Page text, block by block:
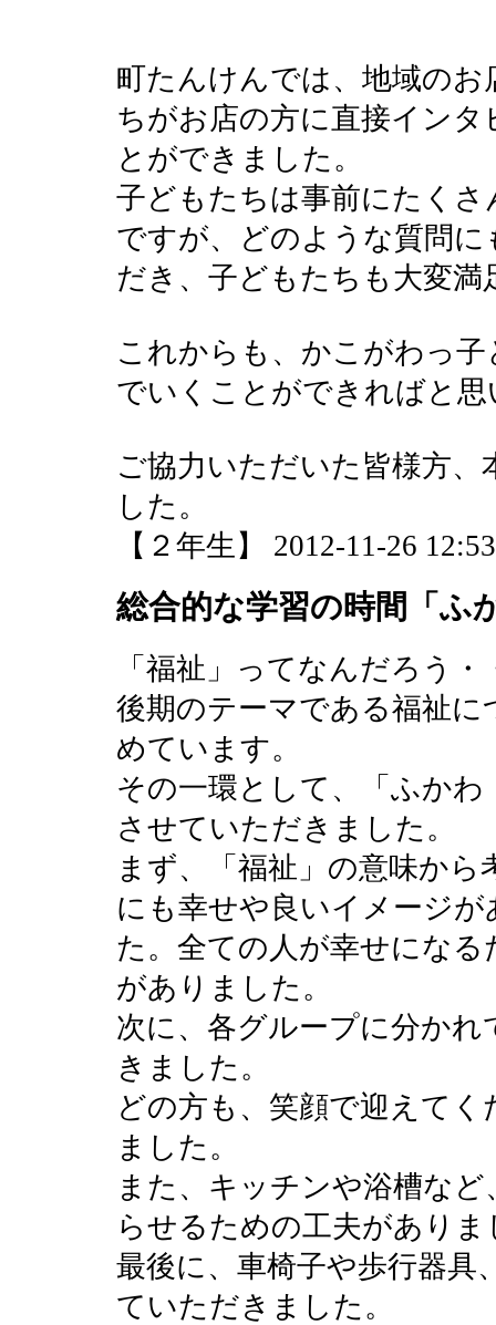
町たんけんでは、地域の
ちがお店の方に直接イン
とができました。
子どもたちは事前にたく
ですが、どのような質問
だき、子どもたちも大変満
これからも、かこがわっ
でいくことができればと思
ご協力いただいた皆様方
した。
【２年生】 2012-11-26
総合的な学習の時間「ふ
「福祉」ってなんだろう・
後期のテーマである福祉
めています。
その一環として、「ふか
させていただきました。
まず、「福祉」の意味か
にも幸せや良いイメージ
た。全ての人が幸せにな
がありました。
次に、各グループに分か
きました。
どの方も、笑顔で迎えて
ました。
また、キッチンや浴槽な
らせるための工夫がありま
最後に、車椅子や歩行器具
ていただきました。